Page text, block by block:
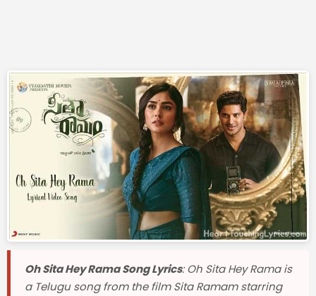
Oh Sita Hey Rama Song Lyrics: Oh Sita Hey Rama is
a Telugu song from the film Sita Ramam starring